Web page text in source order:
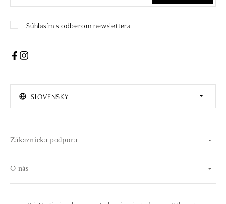
Súhlasím s odberom newslettera
SLOVENSKY
Zákaznícka podpora
O nás